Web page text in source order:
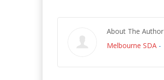
About The Author
Melbourne SDA -